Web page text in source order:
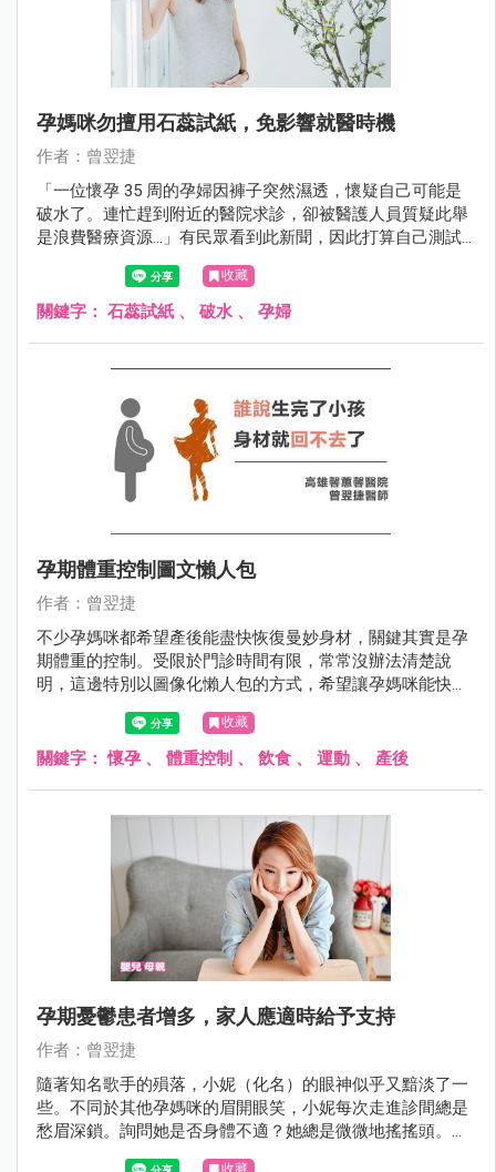
孕媽咪勿擅用石蕊試紙，免影響就醫時機
作者：曾翌捷
「一位懷孕 35 周的孕婦因褲子突然濕透，懷疑自己可能是
破水了。連忙趕到附近的醫院求診，卻被醫護人員質疑此舉
是浪費醫療資源…」有民眾看到此新聞，因此打算自己測試
收藏
關鍵字： 石蕊試紙 、 破水 、 孕婦
孕期體重控制圖文懶人包
作者：曾翌捷
不少孕媽咪都希望產後能盡快恢復曼妙身材，關鍵其實是孕
期體重的控制。受限於門診時間有限，常常沒辦法清楚說
明，這邊特別以圖像化懶人包的方式，希望讓孕媽咪能快速
吸收繁瑣的衛教知識。
收藏
關鍵字：懷孕 、 體重控制 、 飲食 、 運動 、 產後
孕期憂鬱患者增多，家人應適時給予支持
作者：曾翌捷
隨著知名歌手的殞落，小妮（化名）的眼神似乎又黯淡了一
些。不同於其他孕媽咪的眉開眼笑，小妮每次走進診間總是
愁眉深鎖。詢問她是否身體不適？她總是微微地搖搖頭。身
旁的媽媽忙著抱怨：「現在年輕人真是的！只不過是懷孕生
收藏